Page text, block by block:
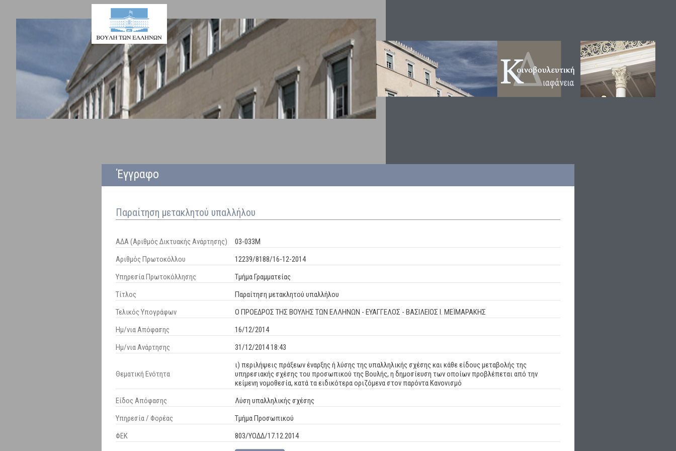
Έγγραφο
Παραίτηση μετακλητού υπαλλήλου
ΑΔΑ (Αριθμός Δικτυακής Ανάρτησης)
03-033Μ
Αριθμός Πρωτοκόλλου
12239/8188/16-12-2014
Υπηρεσία Πρωτοκόλλησης
Τμήμα Γραμματείας
Τίτλος
Παραίτηση μετακλητού υπαλλήλου
Τελικός Υπογράφων
Ο ΠΡΟΕΔΡΟΣ ΤΗΣ ΒΟΥΛΗΣ ΤΩΝ ΕΛΛΗΝΩΝ - ΕΥΑΓΓΕΛΟΣ - ΒΑΣΙΛΕΙΟΣ I. ΜΕΪΜΑΡΑΚΗΣ
Ημ/νια Απόφασης
16/12/2014
Ημ/νια Ανάρτησης
31/12/2014 18:43
Θεματική Ενότητα
ι) περιλήψεις πράξεων έναρξης ή λύσης της υπαλληλικής σχέσης και κάθε είδους μεταβολής της
υπηρεσιακής σχέσης του προσωπικού της Βουλής, η δημοσίευση των οποίων προβλέπεται από την
κείμενη νομοθεσία, κατά τα ειδικότερα οριζόμενα στον παρόντα Κανονισμό
Είδος Απόφασης
Λύση υπαλληλικής σχέσης
Υπηρεσία / Φορέας
Τμήμα Προσωπικού
ΦΕΚ
803/ΥΟΔΔ/17.12.2014